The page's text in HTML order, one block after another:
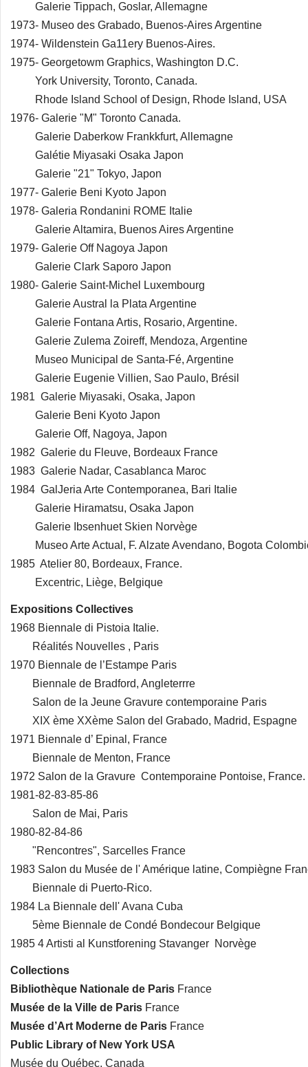
Galerie Tippach, Goslar, Allemagne
1973- Museo des Grabado, Buenos-Aires Argentine
1974- Wildenstein Ga11ery Buenos-Aires.
1975- Georgetowm Graphics, Washington D.C.
York University, Toronto, Canada.
Rhode Island School of Design, Rhode Island, USA
1976- Galerie "M" Toronto Canada.
Galerie Daberkow Frankkfurt, Allemagne
Galétie Miyasaki Osaka Japon
Galerie "21" Tokyo, Japon
1977- Galerie Beni Kyoto Japon
1978- Galeria Rondanini ROME Italie
Galerie Altamira, Buenos Aires Argentine
1979- Galerie Off Nagoya Japon
Galerie Clark Saporo Japon
1980- Galerie Saint-Michel Luxembourg
Galerie Austral la Plata Argentine
Galerie Fontana Artis, Rosario, Argentine.
Galerie Zulema Zoireff, Mendoza, Argentine
Museo Municipal de Santa-Fé, Argentine
Galerie Eugenie Villien, Sao Paulo, Brésil
1981 Galerie Miyasaki, Osaka, Japon
Galerie Beni Kyoto Japon
Galerie Off, Nagoya, Japon
1982 Galerie du Fleuve, Bordeaux France
1983 Galerie Nadar, Casablanca Maroc
1984 GalJeria Arte Contemporanea, Bari Italie
Galerie Hiramatsu, Osaka Japon
Galerie Ibsenhuet Skien Norvège
Museo Arte Actual, F. Alzate Avendano, Bogota
1985 Atelier 80, Bordeaux, France.
Excentric, Liège, Belgique
Expositions Collectives
1968 Biennale di Pistoia Italie.
Réalités Nouvelles , Paris
1970 Biennale de l’Estampe Paris
Biennale de Bradford, Angleterrre
Salon de la Jeune Gravure contemporaine Paris
XIX ème XXème Salon del Grabado, Madrid, Espagne
1971 Biennale d’ Epinal, France
Biennale de Menton, France
1972 Salon de la Gravure Contemporaine Pontoise, France.
1981-82-83-85-86
Salon de Mai, Paris
1980-82-84-86
"Rencontres", Sarcelles France
1983 Salon du Musée de l' Amérique latine, Compiègne
Biennale di Puerto-Rico.
1984 La Biennale dell' Avana Cuba
5ème Biennale de Condé Bondecour Belgique
1985 4 Artisti al Kunstforening Stavanger Norvège
Collections
Bibliothèque Nationale de Paris France
Musée de la Ville de Paris France
Musée d’Art Moderne de Paris France
Public Library of New York USA
Musée du Québec, Canada